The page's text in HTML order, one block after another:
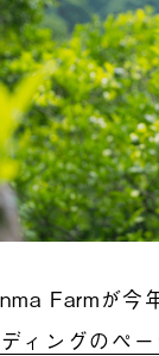
Farmが今
ィングのペー